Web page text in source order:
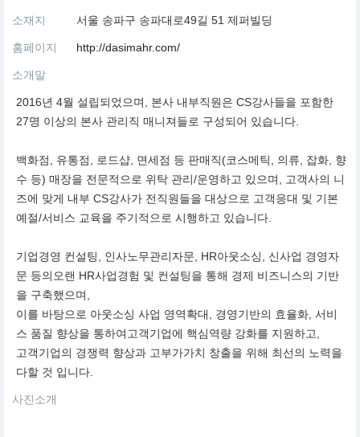
소재지 서울 송파구 송파대로49길 51 제퍼빌딩
홈페이지 http://dasimahr.com/
소개말
2016년 4월 설립되었으며, 본사 내부직원은 CS강사들을 포함한
27명 이상의 본사 관리직 매니져들로 구성되어 있습니다.
백화점, 유통점, 로드샵, 면세점 등 판매직(코스메틱, 의류, 잡화, 향
수 등) 매장을 전문적으로 위탁 관리/운영하고 있으며, 고객사의 니
즈에 맞게 내부 CS강사가 전직원들을 대상으로 고객응대 및 기본
예절/서비스 교육을 주기적으로 시행하고 있습니다.
기업경영 컨설팅, 인사노무관리자문, HR아웃소싱, 신사업 경영자
문 등의오랜 HR사업경험 및 컨설팅을 통해 경제 비즈니스의 기반
을 구축했으며,
이를 바탕으로 아웃소싱 사업 영역확대, 경영기반의 효율화, 서비
스 품질 향상을 통하여고객기업에 핵심역량 강화를 지원하고,
고객기업의 경쟁력 향상과 고부가가치 창출을 위해 최선의 노력을
다할 것 입니다.
사진소개